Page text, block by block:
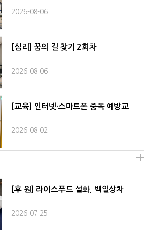
2026-08-06
[심리] 꿈의 길 찾기 2회차
2026-08-06
[교육] 인터넷·스마트폰 중독 예방교
2026-08-02
[후 원] 라이스푸드 설화, 백일상차
2026-07-25